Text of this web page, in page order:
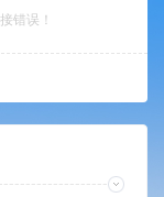
错误！